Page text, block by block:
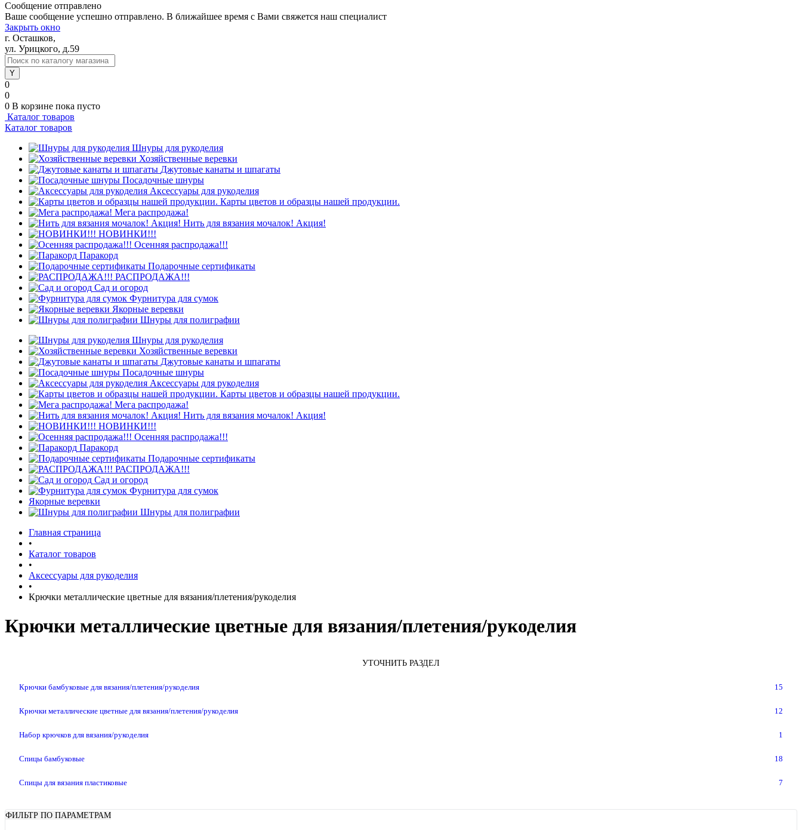
Сообщение отправлено
Ваше сообщение успешно отправлено. В ближайшее время с Вами свяжется наш специалист
Закрыть окно
г. Осташков,
ул. Урицкого, д.59
0
0
0 В корзине пока пусто
Каталог товаров
Каталог товаров
Шнуры для рукоделия
Хозяйственные веревки
Джутовые канаты и шпагаты
Посадочные шнуры
Аксессуары для рукоделия
Карты цветов и образцы нашей продукции.
Мега распродажа!
Нить для вязания мочалок! Акция!
НОВИНКИ!!!
Осенняя распродажа!!!
Паракорд
Подарочные сертификаты
РАСПРОДАЖА!!!
Сад и огород
Фурнитура для сумок
Якорные веревки
Шнуры для полиграфии
Шнуры для рукоделия
Хозяйственные веревки
Джутовые канаты и шпагаты
Посадочные шнуры
Аксессуары для рукоделия
Карты цветов и образцы нашей продукции.
Мега распродажа!
Нить для вязания мочалок! Акция!
НОВИНКИ!!!
Осенняя распродажа!!!
Паракорд
Подарочные сертификаты
РАСПРОДАЖА!!!
Сад и огород
Фурнитура для сумок
Якорные веревки
Шнуры для полиграфии
Главная страница
•
Каталог товаров
•
Аксессуары для рукоделия
•
Крючки металлические цветные для вязания/плетения/рукоделия
Крючки металлические цветные для вязания/плетения/рукоделия
УТОЧНИТЬ РАЗДЕЛ
Крючки бамбуковые для вязания/плетения/рукоделия 15
Крючки металлические цветные для вязания/плетения/рукоделия 12
Набор крючков для вязания/рукоделия 1
Спицы бамбуковые 18
Спицы для вязания пластиковые 7
ФИЛЬТР ПО ПАРАМЕТРАМ